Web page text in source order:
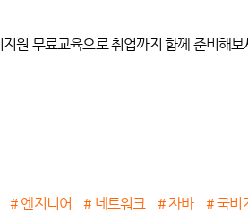
원 무료교육으로 취업까지 함께 준비해
# 엔지니어 # 네트워크 # 자바 # 국비